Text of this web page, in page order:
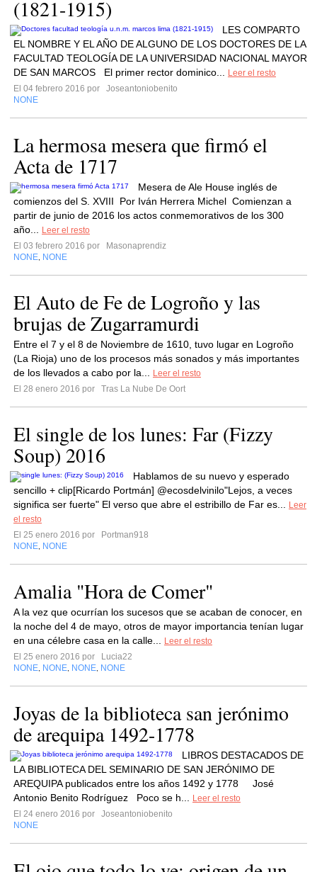
(1821-1915)
LES COMPARTO
EL NOMBRE Y EL AÑO DE ALGUNO DE LOS DOCTORES DE LA
FACULTAD TEOLOGÍA DE LA UNIVERSIDAD NACIONAL MAYOR
DE SAN MARCOS El primer rector dominico...
Leer el resto
El 04 febrero 2016 por
Joseantoniobenito
NONE
La hermosa mesera que firmó el
Acta de 1717
Mesera de Ale House inglés de
comienzos del S. XVIII Por Iván Herrera Michel Comienzan a
partir de junio de 2016 los actos conmemorativos de los 300
año...
Leer el resto
El 03 febrero 2016 por
Masonaprendiz
NONE NONE
El Auto de Fe de Logroño y las
brujas de Zugarramurdi
Entre el 7 y el 8 de Noviembre de 1610, tuvo lugar en Logroño
(La Rioja) uno de los procesos más sonados y más importantes
de los llevados a cabo por la...
Leer el resto
El 28 enero 2016 por
Tras La Nube De Oort
El single de los lunes: Far (Fizzy
Soup) 2016
Hablamos de su nuevo y esperado
sencillo + clip[Ricardo Portmán] @ecosdelvinilo"Lejos, a veces
significa ser fuerte" El verso que abre el estribillo de Far es...
Leer
el resto
El 25 enero 2016 por
Portman918
NONE NONE
Amalia "Hora de Comer"
A la vez que ocurrían los sucesos que se acaban de conocer, en
la noche del 4 de mayo, otros de mayor importancia tenían lugar
en una célebre casa en la calle...
Leer el resto
El 25 enero 2016 por
Lucia22
NONE NONE NONE NONE
Joyas de la biblioteca san jerónimo
de arequipa 1492-1778
LIBROS DESTACADOS DE
LA BIBLIOTECA DEL SEMINARIO DE SAN JERÓNIMO DE
AREQUIPA publicados entre los años 1492 y 1778 José
Antonio Benito Rodríguez Poco se h...
Leer el resto
El 24 enero 2016 por
Joseantoniobenito
NONE